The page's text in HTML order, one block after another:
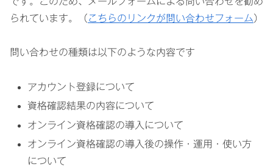
られています。（ こちらのリンクが問い合わせフォーム）
問い合わせの種類は以下のような内容です
アカウント登録について
資格確認結果の内容について
オンライン資格確認の導入について
オンライン資格確認の導入後の操作・運用・使い方
について